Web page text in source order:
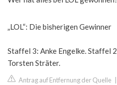
„LOL“: Die bisherigen Gewinner
Staffel 3: Anke Engelke. Staffel
Torsten Sträter.
Antrag auf Entfernung der Quelle